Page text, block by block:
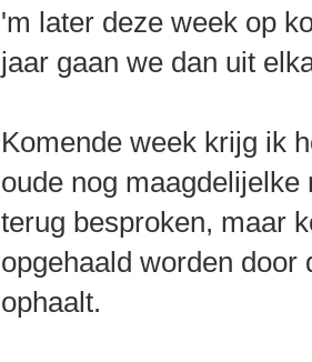
'm later deze week op
jaar gaan we dan uit
Komende week krijg ik
oude nog
terug besproken, maar
opgehaald worden door
ophaalt.